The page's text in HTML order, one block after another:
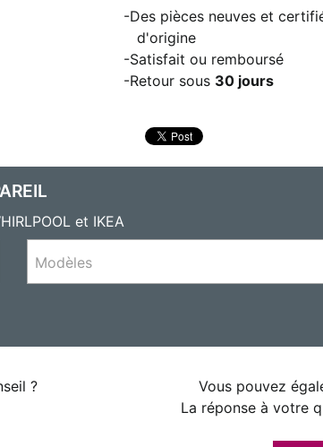
Des pièces neuves et
d'origine
Satisfait ou remboursé
Retour sous 30 jours
et IKEA
Modèles
?
Vous pouvez
La réponse à votre